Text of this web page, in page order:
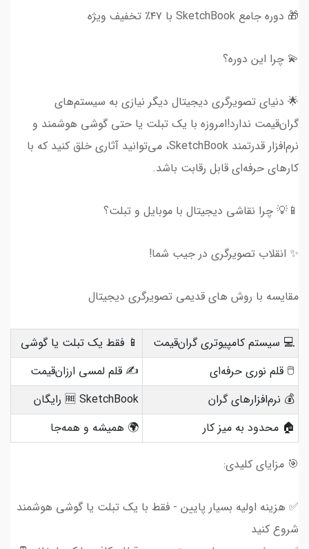
🎁 دوره جامع SketchBook با ۴۷٪ تخفیف ویژه
💫 چرا این دوره؟
🌟 دنیای تصویرگری دیجیتال دیگر نیازی به سیستم‌های
گران‌قیمت ندارد!امروزه با یک تبلت یا حتی گوشی هوشمند و
نرم‌افزار قدرتمند SketchBook، می‌توانید آثاری خلق کنید که با
کارهای حرفه‌ای قابل رقابت باشد.
📱💡 چرا نقاشی دیجیتال با موبایل و تبلت؟
✨ انقلاب تصویرگری در جیب شما!
مقایسه با روش های قدیمی تصویرگری دیجیتال
💻 سیستم کامپیوتری گران‌قیمت
📱 فقط یک تبلت یا گوشی
🖱️ قلم نوری حرفه‌ای
✍️ قلم لمسی ارزان‌قیمت
💰 نرم‌افزارهای گران
🆓 SketchBook رایگان
🏠 محدود به میز کار
🌍 همیشه و همه‌جا
🎯 مزایای کلیدی:
✅ هزینه اولیه بسیار پایین - فقط با یک تبلت یا گوشی هوشمند
شروع کنید